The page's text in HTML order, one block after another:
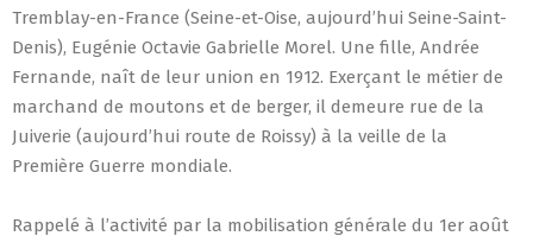
Tremblay-en-France (Seine-et-Oise, aujourd’hui Seine-Saint-
Denis), Eugénie Octavie Gabrielle Morel. Une fille, Andrée
Fernande, naît de leur union en 1912. Exerçant le métier de
marchand de moutons et de berger, il demeure rue de la
Juiverie (aujourd’hui route de Roissy) à la veille de la
Première Guerre mondiale.
Rappelé à l’activité par la mobilisation générale du 1er août